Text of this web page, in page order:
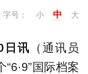
字号： 小 中 大
日讯 （通讯员
国际档案